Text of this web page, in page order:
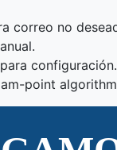
correo no
configuración.
point